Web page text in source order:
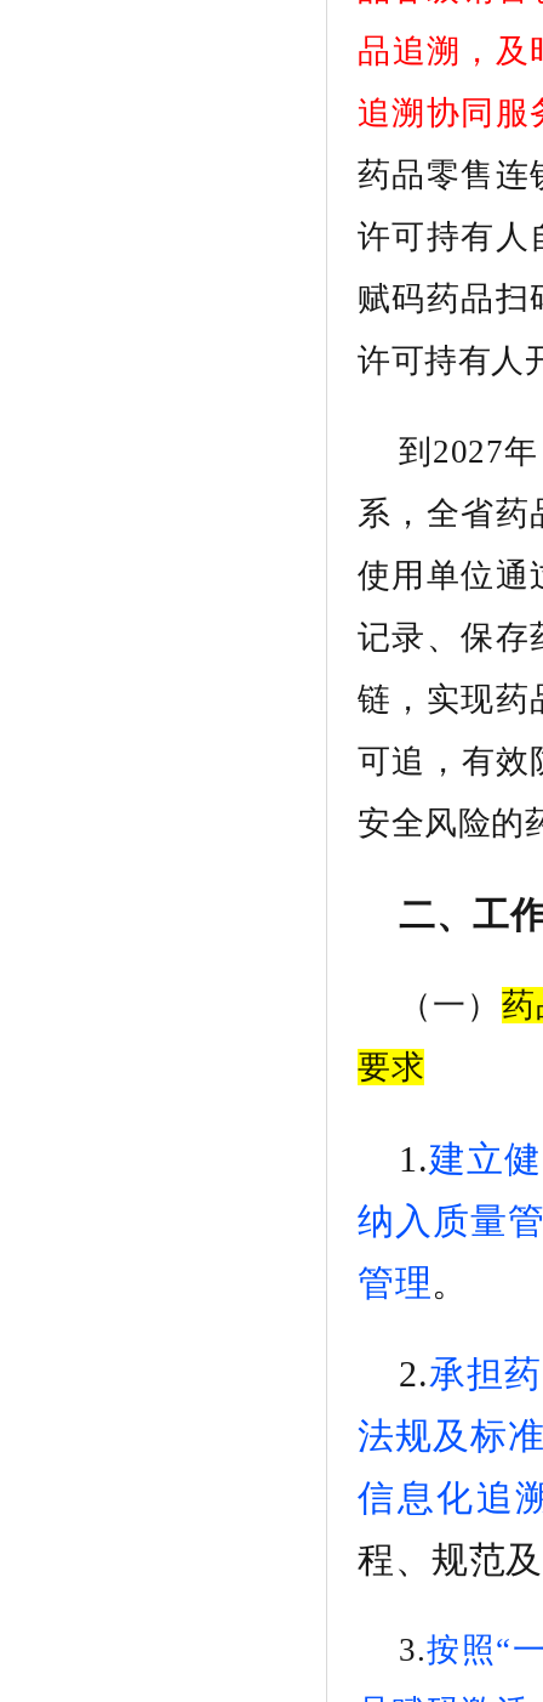
品追溯，及
追溯协同服
药品零售连
许可持有人
赋码药品扫
许可持有人
到 2027
系， 全省药
使用单位通
记录、保存
链，实现药
可追 ， 有效
安全风险的
二、工
（一） 药
要求
1.建立
纳入质量
管理。
2.承担
法规及标
信息化追
程、规范
3.按照“